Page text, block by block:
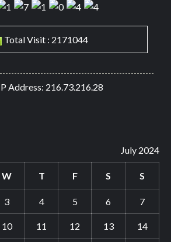
Total Visit : 2171044
Address: 216.73.216.28
July 2024
W T F S S
3 4 5 6 7
10 11 12 13 14